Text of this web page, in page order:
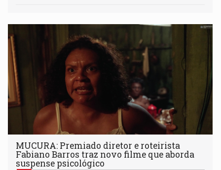
MUCURA: Premiado diretor e roteirista
Fabiano Barros traz novo filme que aborda
suspense psicológico